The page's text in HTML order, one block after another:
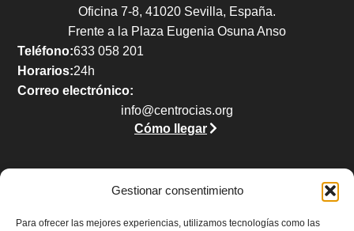
Gestionar consentimiento
Para ofrecer las mejores experiencias, utilizamos tecnologías como las
Oficina 7-8, 41020 Sevilla, España.
Frente a la Plaza Eugenia Osuna Anso
Teléfono:633 058 201
Horarios:24h
Correo electrónico:
info@centrocias.org
Cómo llegar